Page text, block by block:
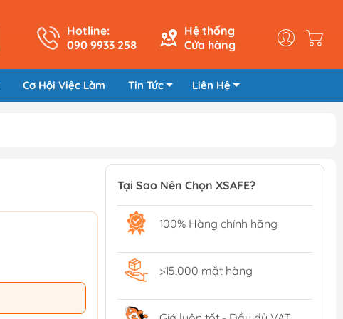
Hotline:
090 9933 258
Hệ thống
Cửa hàng
Cơ Hội Việc Làm Tin Tức Liên Hệ
Tại Sao Nên Chọn XSAFE?
100% Hàng chính hãng
>15,000 mặt hàng